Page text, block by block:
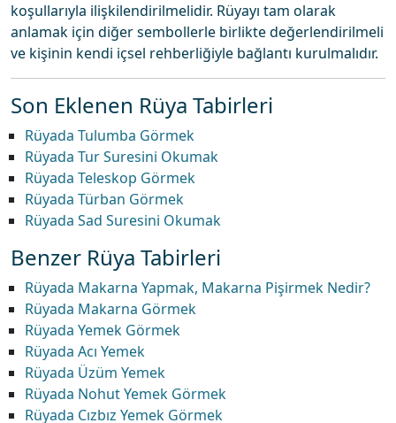
koşullarıyla ilişkilendirilmelidir. Rüyayı tam olarak
anlamak için diğer sembollerle birlikte değerlendirilmeli
ve kişinin kendi içsel rehberliğiyle bağlantı kurulmalıdır.
Son Eklenen Rüya Tabirleri
Rüyada Tulumba Görmek
Rüyada Tur Suresini Okumak
Rüyada Teleskop Görmek
Rüyada Türban Görmek
Rüyada Sad Suresini Okumak
Benzer Rüya Tabirleri
Rüyada Makarna Yapmak, Makarna Pişirmek Nedir?
Rüyada Makarna Görmek
Rüyada Yemek Görmek
Rüyada Acı Yemek
Rüyada Üzüm Yemek
Rüyada Nohut Yemek Görmek
Rüyada Cızbız Yemek Görmek